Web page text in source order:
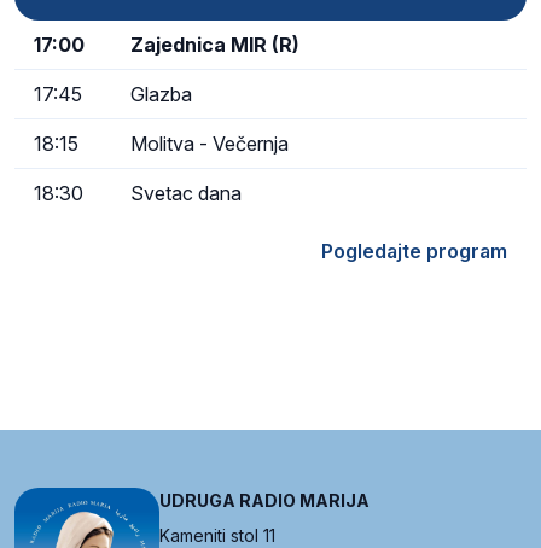
17:00 Zajednica MIR (R)
17:45 Glazba
18:15 Molitva - Večernja
18:30 Svetac dana
Pogledajte program
UDRUGA RADIO MARIJA
Kameniti stol 11